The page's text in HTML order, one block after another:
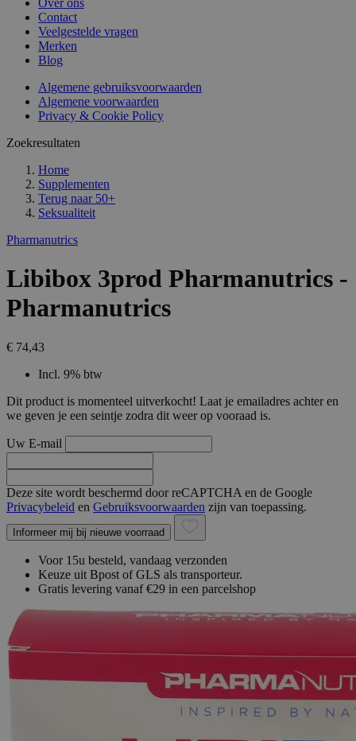
Over ons
Contact
Veelgestelde vragen
Merken
Blog
Algemene gebruiksvoorwaarden
Algemene voorwaarden
Privacy & Cookie Policy
Zoekresultaten
Home
Supplementen
Terug naar 50+
Seksualiteit
Pharmanutrics
Libibox 3prod Pharmanutrics -
Pharmanutrics
€ 74,43
Incl. 9% btw
Dit product is momenteel uitverkocht! Laat je emailadres achter en
we geven je een seintje zodra dit weer op vooraad is.
Uw E-mail
Deze site wordt beschermd door reCAPTCHA en de Google
Privacybeleid en Gebruiksvoorwaarden zijn van toepassing.
Informeer mij bij nieuwe voorraad
Voor 15u besteld, vandaag verzonden
Keuze uit Bpost of GLS als transporteur.
Gratis levering vanaf €29 in een parcelshop